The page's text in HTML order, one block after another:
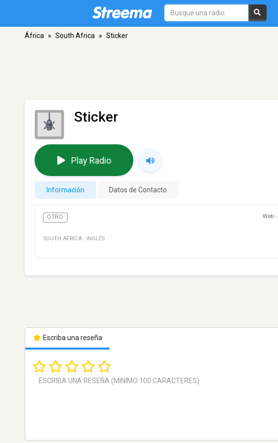
África » South Africa » Sticker
Sticker
Play Radio
Información Datos de Contacto
OTRO Web -
SOUTH AFRICA · INGLÉS
Escriba una reseña